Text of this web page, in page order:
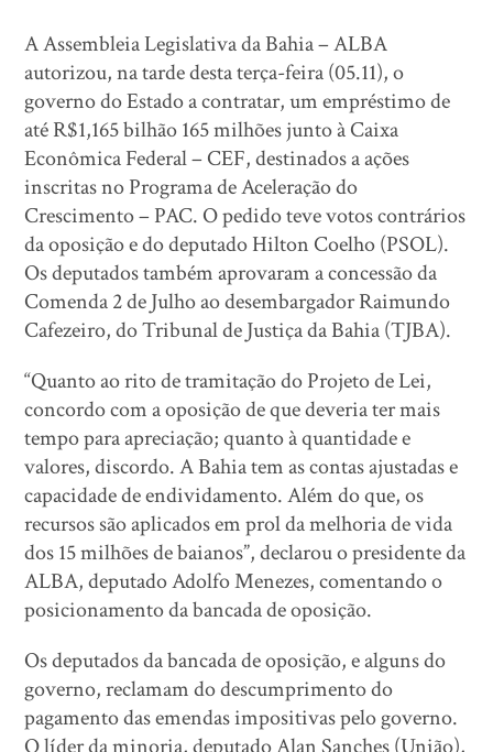
A Assembleia Legislativa da Bahia – ALBA
autorizou, na tarde desta terça-feira (05.11), o
governo do Estado a contratar, um empréstimo de
até R$1,165 bilhão 165 milhões junto à Caixa
Econômica Federal – CEF, destinados a ações
inscritas no Programa de Aceleração do
Crescimento – PAC. O pedido teve votos contrários
da oposição e do deputado Hilton Coelho (PSOL).
Os deputados também aprovaram a concessão da
Comenda 2 de Julho ao desembargador Raimundo
Cafezeiro, do Tribunal de Justiça da Bahia (TJBA).
“Quanto ao rito de tramitação do Projeto de Lei,
concordo com a oposição de que deveria ter mais
tempo para apreciação; quanto à quantidade e
valores, discordo. A Bahia tem as contas ajustadas e
capacidade de endividamento. Além do que, os
recursos são aplicados em prol da melhoria de vida
dos 15 milhões de baianos”, declarou o presidente da
ALBA, deputado Adolfo Menezes, comentando o
posicionamento da bancada de oposição.
Os deputados da bancada de oposição, e alguns do
governo, reclamam do descumprimento do
pagamento das emendas impositivas pelo governo.